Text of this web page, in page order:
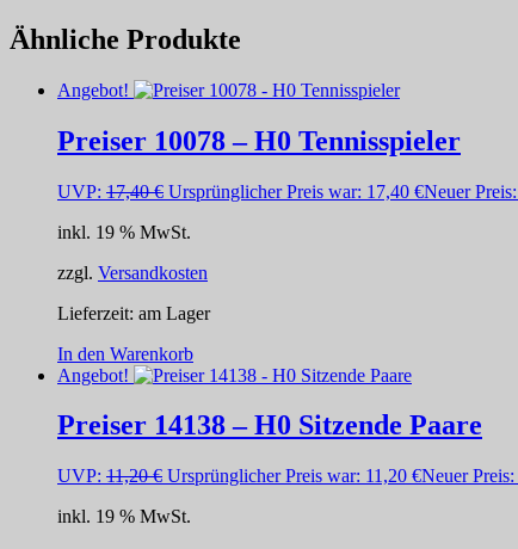
Ähnliche Produkte
Angebot!
Preiser 10078 – H0 Tennisspieler
UVP: 17,40€ Ursprünglicher Preis war: 17,40 €Neuer Preis:
inkl. 19 % MwSt.
zzgl. Versandkosten
Lieferzeit: am Lager
In den Warenkorb
Angebot!
Preiser 14138 – H0 Sitzende Paare
UVP: 11,20€ Ursprünglicher Preis war: 11,20 €Neuer Preis:
inkl. 19 % MwSt.